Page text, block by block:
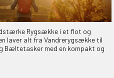
Rygsække i et flot og
laver alt fra Vandrerygsække til
Bæltetasker med en kompakt og